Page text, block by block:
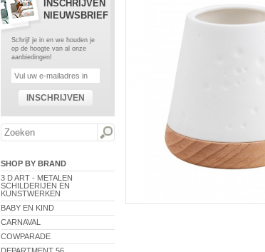
INSCHRIJVEN
NIEUWSBRIEF
Schrijf je in en we houden je
op de hoogte van al onze
aanbiedingen!
INSCHRIJVEN
SHOP BY BRAND
3 D ART - METALEN
SCHILDERIJEN EN
KUNSTWERKEN
BABY EN KIND
CARNAVAL
COWPARADE